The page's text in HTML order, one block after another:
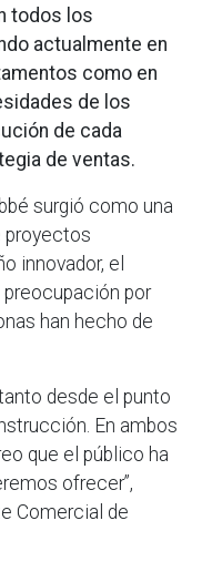
todos los
actualmente en
como en
de los
de cada
de ventas.
surgió como una
proyectos
innovador, el
por
han hecho de
desde el punto
En ambos
que el público ha
ofrecer”,
Comercial de